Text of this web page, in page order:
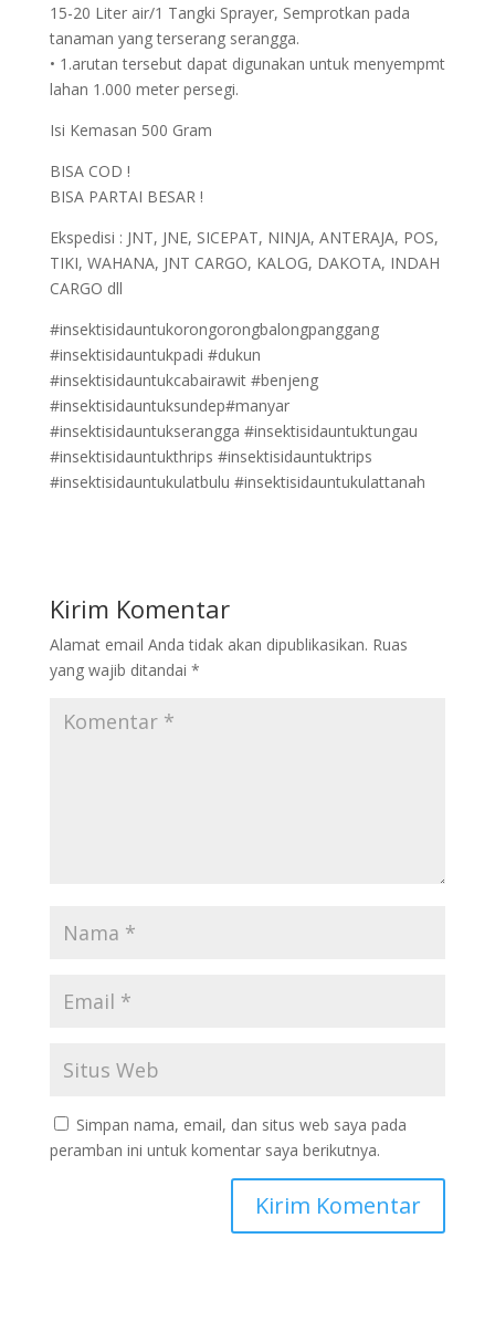
15-20 Liter air/1 Tangki Sprayer, Semprotkan pada
tanaman yang terserang serangga.
• 1.arutan tersebut dapat digunakan untuk menyempmt
lahan 1.000 meter persegi.
Isi Kemasan 500 Gram
BISA COD !
BISA PARTAI BESAR !
Ekspedisi : JNT, JNE, SICEPAT, NINJA, ANTERAJA, POS,
TIKI, WAHANA, JNT CARGO, KALOG, DAKOTA, INDAH
CARGO dll
#insektisidauntukorongorongbalongpanggang
#insektisidauntukpadi #dukun
#insektisidauntukcabairawit #benjeng
#insektisidauntuksundep#manyar
#insektisidauntukserangga #insektisidauntuktungau
#insektisidauntukthrips #insektisidauntuktrips
#insektisidauntukulatbulu #insektisidauntukulattanah
Kirim Komentar
Alamat email Anda tidak akan dipublikasikan. Ruas
yang wajib ditandai *
Simpan nama, email, dan situs web saya pada
peramban ini untuk komentar saya berikutnya.